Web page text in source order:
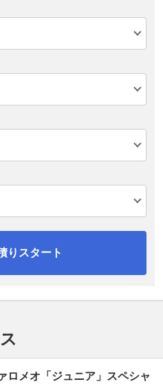
りスタート
ロメオ「ジュニア」スペシャ